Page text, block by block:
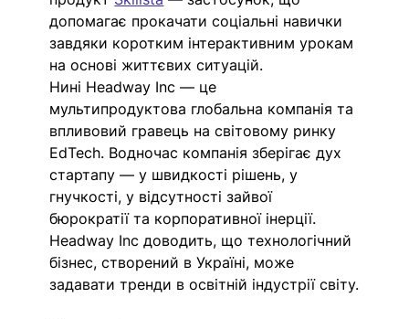
допомагає прокачати соціальні навички
завдяки коротким інтерактивним урокам
на основі життєвих ситуацій.
Нині Headway Inc — це
мультипродуктова глобальна компанія та
впливовий гравець на світовому ринку
EdTech. Водночас компанія зберігає дух
стартапу — у швидкості рішень, у
гнучкості, у відсутності зайвої
бюрократії та корпоративної інерції.
Headway Inc доводить, що технологічний
бізнес, створений в Україні, може
задавати тренди в освітній індустрії світу.